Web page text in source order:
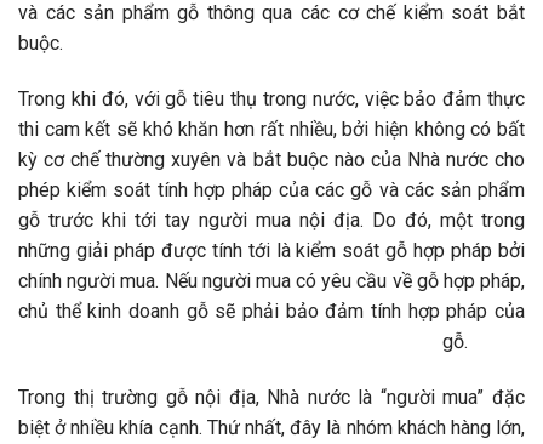
và các sản phẩm gỗ thông qua các cơ chế kiểm soát bắt
buộc.
Trong khi đó, với gỗ tiêu thụ trong nước, việc bảo đảm thực
thi cam kết sẽ khó khăn hơn rất nhiều, bởi hiện không có bất
kỳ cơ chế thường xuyên và bắt buộc nào của Nhà nước cho
phép kiểm soát tính hợp pháp của các gỗ và các sản phẩm
gỗ trước khi tới tay người mua nội địa. Do đó, một trong
những giải pháp được tính tới là kiểm soát gỗ hợp pháp bởi
chính người mua. Nếu người mua có yêu cầu về gỗ hợp pháp,
chủ thể kinh doanh gỗ sẽ phải bảo đảm tính hợp pháp của
gỗ.
Trong thị trường gỗ nội địa, Nhà nước là “người mua” đặc
biệt ở nhiều khía cạnh. Thứ nhất, đây là nhóm khách hàng lớn,